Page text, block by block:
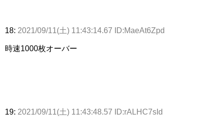
18: 2021/09/11(土) 11:43:14.67 ID:MaeAt6Zpd
時速1000枚オーバー
19: 2021/09/11(土) 11:43:48.57 ID:rALHC7sId